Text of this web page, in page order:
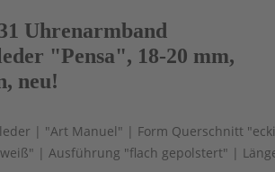
Uhrenarmband
"Pensa", 18-20 mm,
neu!
| "Art Manuel" | Form Querschnitt
| Ausführung "flach gepolstert" |